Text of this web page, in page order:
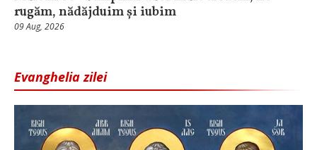
rugăm, nădăjduim și iubim
09 Aug, 2026
Evanghelia zilei